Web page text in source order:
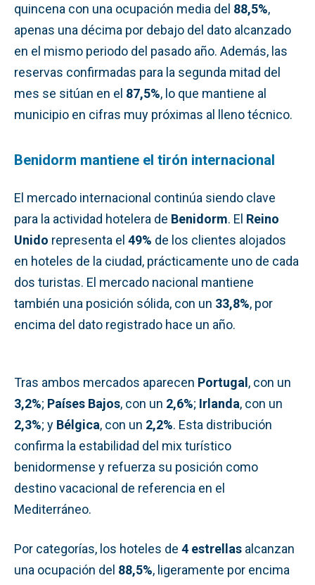
quincena con una ocupación media del 88,5%,
apenas una décima por debajo del dato alcanzado
en el mismo periodo del pasado año. Además, las
reservas confirmadas para la segunda mitad del
mes se sitúan en el 87,5%, lo que mantiene al
municipio en cifras muy próximas al lleno técnico.
Benidorm mantiene el tirón internacional
El mercado internacional continúa siendo clave
para la actividad hotelera de Benidorm. El Reino
Unido representa el 49% de los clientes alojados
en hoteles de la ciudad, prácticamente uno de cada
dos turistas. El mercado nacional mantiene
también una posición sólida, con un 33,8%, por
encima del dato registrado hace un año.
Tras ambos mercados aparecen Portugal, con un
3,2%; Países Bajos, con un 2,6%; Irlanda, con un
2,3%; y Bélgica, con un 2,2%. Esta distribución
confirma la estabilidad del mix turístico
benidormense y refuerza su posición como
destino vacacional de referencia en el
Mediterráneo.
Por categorías, los hoteles de 4 estrellas alcanzan
una ocupación del 88,5%, ligeramente por encima